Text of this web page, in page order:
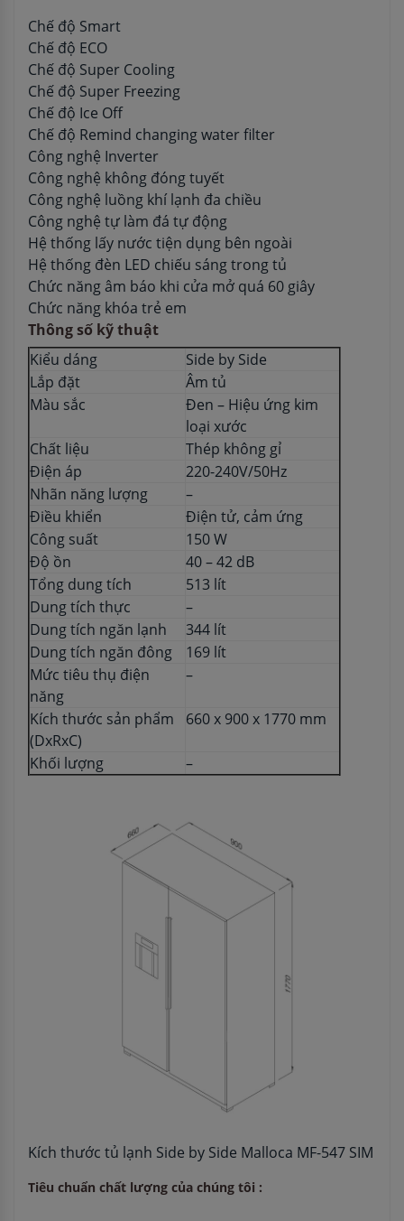
Chế độ Smart
Chế độ ECO
Chế độ Super Cooling
Chế độ Super Freezing
Chế độ Ice Off
Chế độ Remind changing water filter
Công nghệ Inverter
Công nghệ không đóng tuyết
Công nghệ luồng khí lạnh đa chiều
Công nghệ tự làm đá tự động
Hệ thống lấy nước tiện dụng bên ngoài
Hệ thống đèn LED chiếu sáng trong tủ
Chức năng âm báo khi cửa mở quá 60 giây
Chức năng khóa trẻ em
Thông số kỹ thuật
Kiểu dáng
Side by Side
Lắp đặt
Âm tủ
Màu sắc
Đen – Hiệu ứng kim
loại xước
Chất liệu
Thép không gỉ
Điện áp
220-240V/50Hz
Nhãn năng lượng
–
Điều khiển
Điện tử, cảm ứng
Công suất
150 W
Độ ồn
40 – 42 dB
Tổng dung tích
513 lít
Dung tích thực
–
Dung tích ngăn lạnh
344 lít
Dung tích ngăn đông
169 lít
Mức tiêu thụ điện
năng
–
Kích thước sản phẩm
(DxRxC)
660 x 900 x 1770 mm
Khối lượng –
Kích thước tủ lạnh Side by Side Malloca MF-547 SIM
Tiêu chuẩn chất lượng của chúng tôi :